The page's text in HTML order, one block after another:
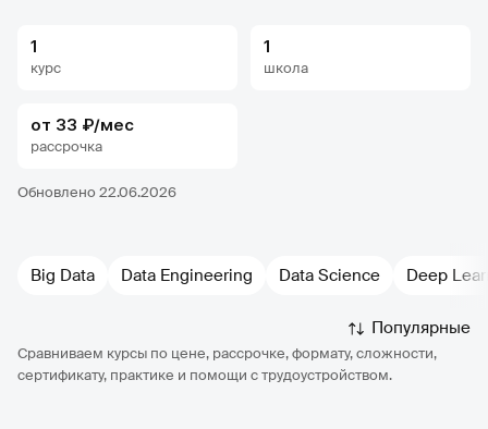
1
курс
1
школа
от 33 ₽/мес
рассрочка
Обновлено 22.06.2026
Big Data Data Engineering Data Science Deep
Популярные
Сравниваем курсы по цене, рассрочке, формату, сложности,
сертификату, практике и помощи с трудоустройством.